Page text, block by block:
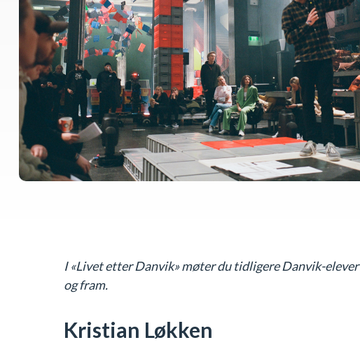
I «Livet etter Danvik» møter du tidligere Danvik-
og fram.
Kristian Løkken